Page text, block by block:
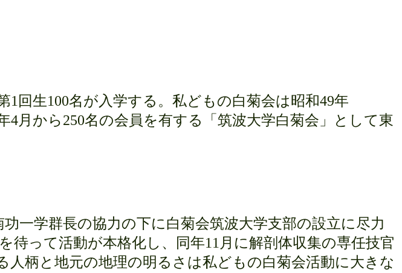
1 回生100名が入学する。私どもの白菊会は昭和49年
4月から250名の会員を有する「筑波大学白菊会」として東
一学群長の協力の下に白菊会筑波大学支部の設立に尽力
待って活動が本格化し、同年11 月に解剖体収集の専任技官
柄と地元の地理の明るさは私どもの白菊会活動に大きな